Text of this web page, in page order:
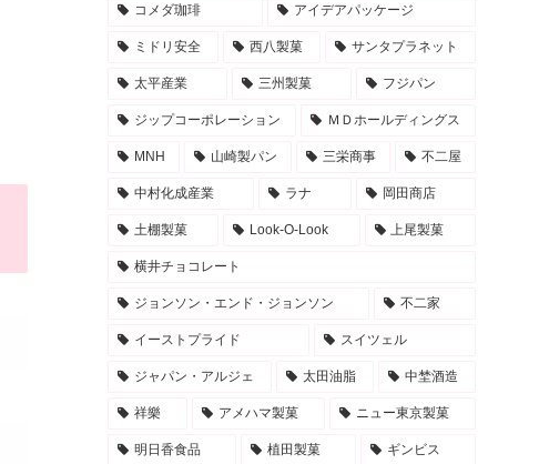
コメダ珈琲 アイデアパッケージ
ミドリ安全 西八製菓 サンタプラネット
太平産業 三州製菓 フジパン
ジップコーポレーション ＭＤホールディングス
MNH 山崎製パン 三栄商事 不二屋
中村化成産業 ラナ 岡田商店
土棚製菓 Look-O-Look 上尾製菓
横井チョコレート
ジョンソン・エンド・ジョンソン 不二家
イーストプライド スイツェル
ジャパン・アルジェ 太田油脂 中埜酒造
祥樂 アメハマ製菓 ニュー東京製菓
明日香食品 植田製菓 ギンビス